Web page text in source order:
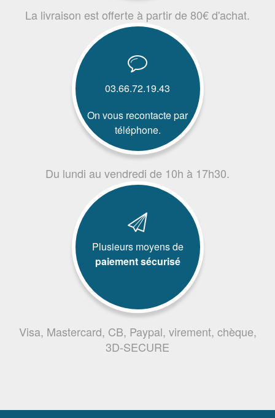
La livraison est offerte à partir de 80€ d'achat.
03.66.72.19.43
On vous recontacte par
téléphone.
Du lundi au vendredi de 10h à 17h30.
Plusieurs moyens de
paiement sécurisé
Visa, Mastercard, CB, Paypal, virement, chèque,
3D-SECURE